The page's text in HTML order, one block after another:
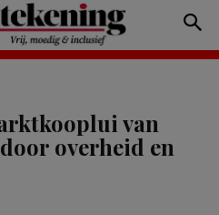
van
overheid en